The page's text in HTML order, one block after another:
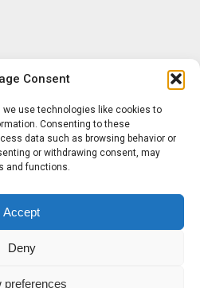
Consent
we use technologies like cookies to
Consenting to these
data such as browsing behavior or
or withdrawing consent, may
and functions.
Accept
Deny
preferences